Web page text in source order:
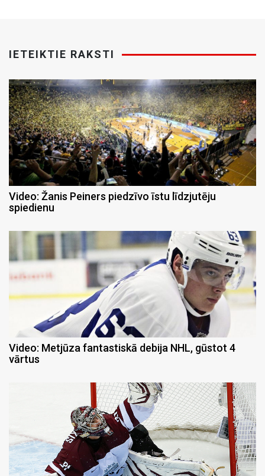
IETEIKTIE RAKSTI
Video: Žanis Peiners piedzīvo īstu līdzjutēju
spiedienu
Video: Metjūza fantastiskā debija NHL, gūstot 4
vārtus